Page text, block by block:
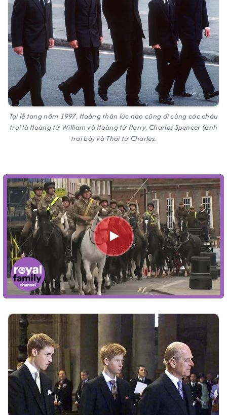
Tại lễ tang năm 1997, Hoàng thân lúc nào cũng đi cùng các cháu
trai là Hoàng tử William và Hoàng tử Harry, Charles Spencer (anh
trai bà) và Thái tử Charles.